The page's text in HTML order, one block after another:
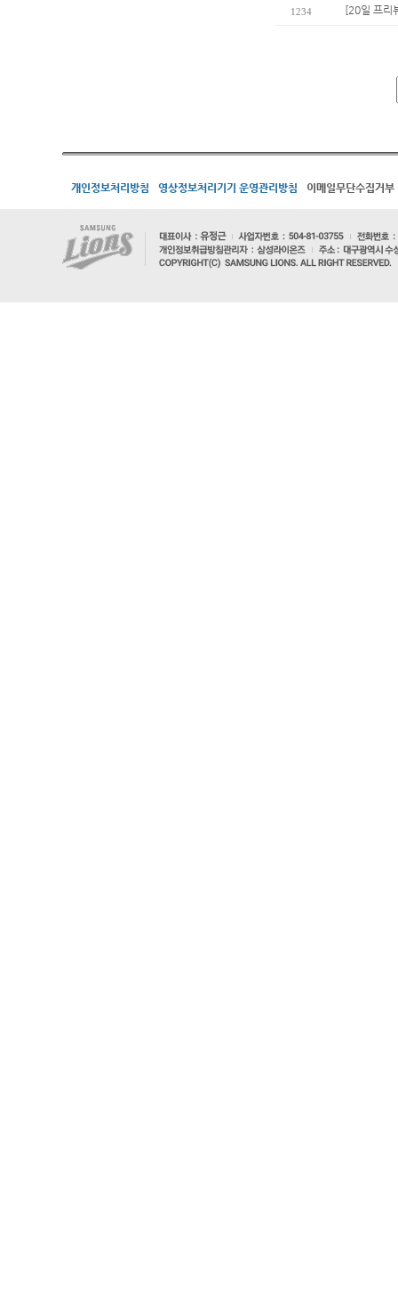
1234 [20일 프리
개인정보처리방침 영상정보처리기기 운영관리방침 이메일무단수집거부